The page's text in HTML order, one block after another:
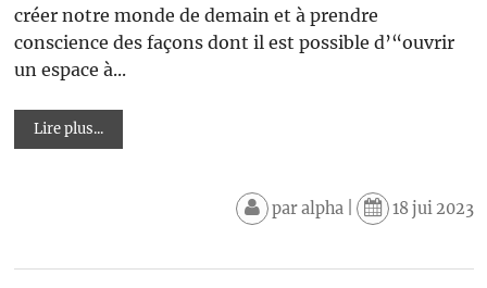
créer notre monde de demain et à prendre
conscience des façons dont il est possible d’“ouvrir
un espace à...
Lire plus...
paralpha| 18 jui 2023